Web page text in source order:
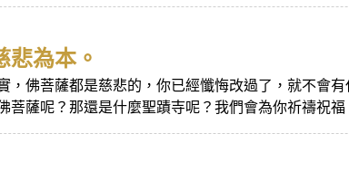
悲為本。
，佛菩薩都是慈悲的，你已經懺悔改過了，就不會
菩薩呢？那還是什麼聖蹟寺呢？我們會為你祈禱祝福